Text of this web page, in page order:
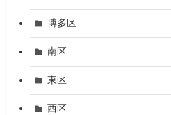
博多区
南区
東区
西区